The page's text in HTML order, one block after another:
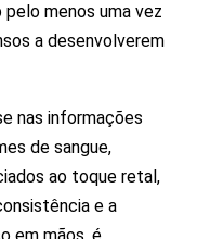
menos uma vez
a desenvolverem
nas informações
de sangue,
ao toque retal,
e a